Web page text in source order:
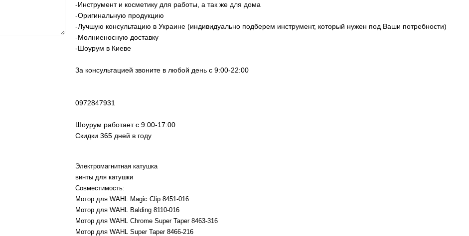
-Инструмент и косметику для работы, а так же для дома
-Оригинальную продукцию
-Лучшую консультацию в Украине (индивидуально подберем инструмент, который нужен под Ваши потребности)
-Молниеносную доставку
-Шоурум в Киеве
За консультацией звоните в любой день с 9:00-22:00
0972847931
Шоурум работает с 9:00-17:00
Скидки 365 дней в году
Электромагнитная катушка
винты для катушки
Совместимость:
Мотор для WAHL Magic Clip 8451-016
Мотор для WAHL Balding 8110-016
Мотор для WAHL Chrome Super Taper 8463-316
Мотор для WAHL Super Taper 8466-216